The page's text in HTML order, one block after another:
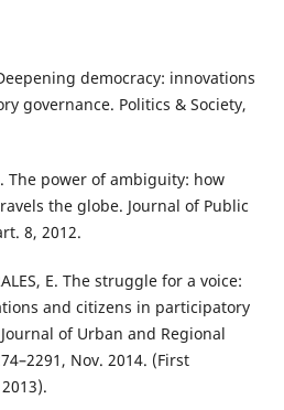
democracy: innovations
governance. Politics & Society,
The power of ambiguity: how
the globe. Journal of Public
8, 2012.
E. The struggle for a voice:
and citizens in participatory
of Urban and Regional
Nov. 2014. (First